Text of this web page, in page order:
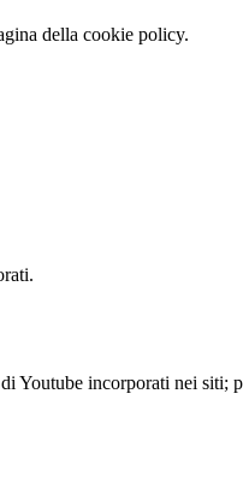
della cookie policy.
Youtube incorporati nei